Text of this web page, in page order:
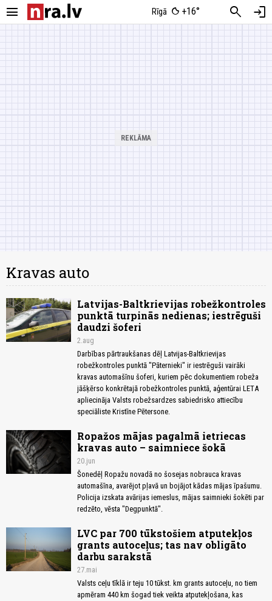
menu Rīgā +16° search login
Kravas auto
Latvijas-Baltkrievijas robežkontroles
punktā turpinās nedienas; iestrēguši
daudzi šoferi
2.aug
Darbības pārtraukšanas dēļ Latvijas-Baltkrievijas
robežkontroles punktā "Pāternieki" ir iestrēguši vairāki
kravas automašīnu šoferi, kuriem pēc dokumentiem robeža
jāšķērso konkrētajā robežkontroles punktā, aģentūrai LETA
apliecināja Valsts robežsardzes sabiedrisko attiecību
speciāliste Kristīne Pētersone.
Ropažos mājas pagalmā ietriecas
kravas auto – saimniece šokā
20.jun
Šonedēļ Ropažu novadā no šosejas nobrauca kravas
automašīna, avarējot pļavā un bojājot kādas mājas īpašumu.
Policija izskata avārijas iemeslus, mājas saimnieki šokēti par
redzēto, vēsta "Degpunktā".
LVC par 700 tūkstošiem atputekļos
grants autoceļus; tas nav obligāto
darbu sarakstā
27.mai
Valsts ceļu tīklā ir teju 10 tūkst. km grants autoceļu, no tiem
apmēram 440 km šogad tiek veikta atputekļošana, kas